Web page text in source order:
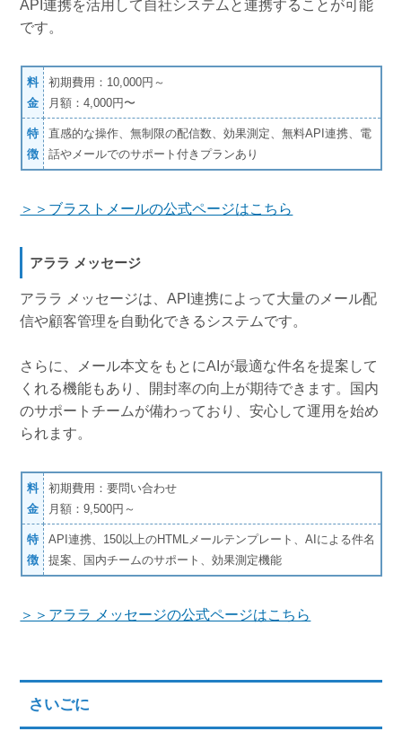
API連携を活用して自社システムと連携することが可能
です。
料
金
初期費用：10,000円～
月額：4,000円〜
特
徴
直感的な操作、無制限の配信数、効果測定、無料API連携、電
話やメールでのサポート付きプランあり
＞＞ブラストメールの公式ページはこちら
アララ メッセージ
アララ メッセージは、API連携によって大量のメール配
信や顧客管理を自動化できるシステムです。
さらに、メール本文をもとにAIが最適な件名を提案して
くれる機能もあり、開封率の向上が期待できます。国内
のサポートチームが備わっており、安心して運用を始め
られます。
料
金
初期費用：要問い合わせ
月額：9,500円～
特
徴
API連携、150以上のHTMLメールテンプレート、AIによる件名
提案、国内チームのサポート、効果測定機能
＞＞アララ メッセージの公式ページはこちら
さいごに